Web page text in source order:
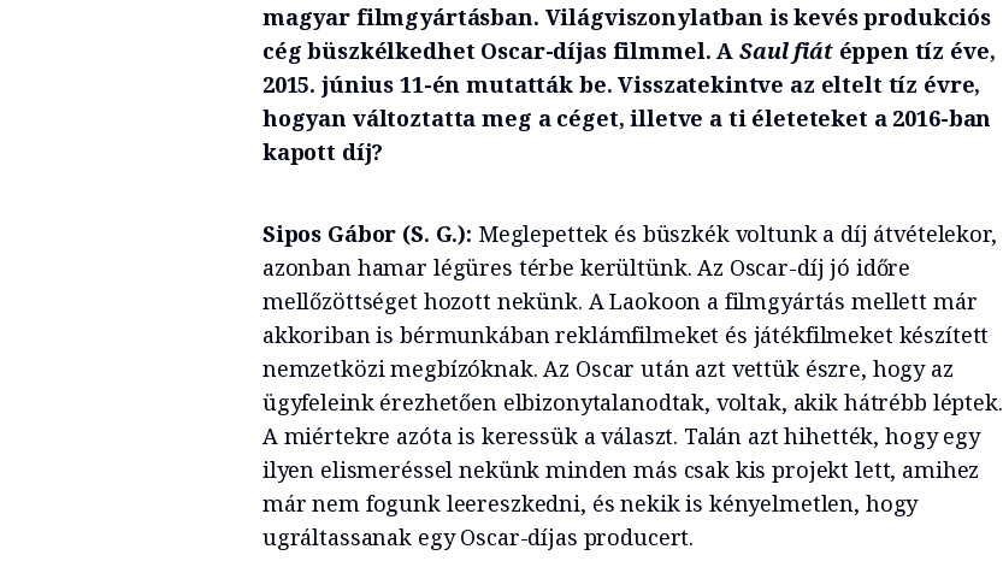
magyar filmgyártásban. Világviszonylatban is kevés produkciós
cég büszkélkedhet Oscar-díjas filmmel. A Saul fiát éppen tíz éve,
2015. június 11-én mutatták be. Visszatekintve az eltelt tíz évre,
hogyan változtatta meg a céget, illetve a ti életeteket a 2016-ban
kapott díj?
Sipos Gábor (S. G.): Meglepettek és büszkék voltunk a díj átvételekor,
azonban hamar légüres térbe kerültünk. Az Oscar-díj jó időre
mellőzöttséget hozott nekünk. A Laokoon a filmgyártás mellett már
akkoriban is bérmunkában reklámfilmeket és játékfilmeket készített
nemzetközi megbízóknak. Az Oscar után azt vettük észre, hogy az
ügyfeleink érezhetően elbizonytalanodtak, voltak, akik hátrébb léptek.
A miértekre azóta is keressük a választ. Talán azt hihették, hogy egy
ilyen elismeréssel nekünk minden más csak kis projekt lett, amihez
már nem fogunk leereszkedni, és nekik is kényelmetlen, hogy
ugráltassanak egy Oscar-díjas producert.